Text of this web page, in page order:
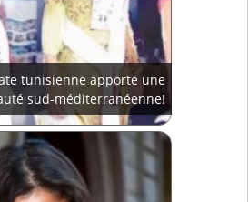
tunisienne apporte une
sud-méditerranéenne!